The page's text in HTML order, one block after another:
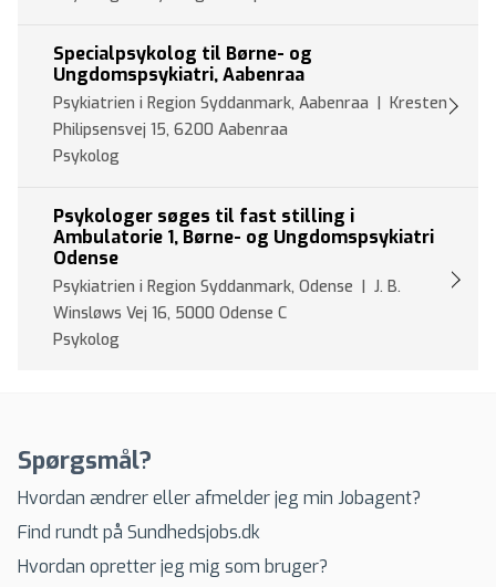
Specialpsykolog til Børne- og
Ungdomspsykiatri, Aabenraa
Psykiatrien i Region Syddanmark, Aabenraa | Kresten
Philipsensvej 15, 6200 Aabenraa
Psykolog
Psykologer søges til fast stilling i
Ambulatorie 1, Børne- og Ungdomspsykiatri
Odense
Psykiatrien i Region Syddanmark, Odense | J. B.
Winsløws Vej 16, 5000 Odense C
Psykolog
Spørgsmål?
Hvordan ændrer eller afmelder jeg min Jobagent?
Find rundt på Sundhedsjobs.dk
Hvordan opretter jeg mig som bruger?